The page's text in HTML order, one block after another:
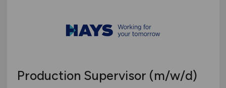
Production Supervisor (m/w/d)